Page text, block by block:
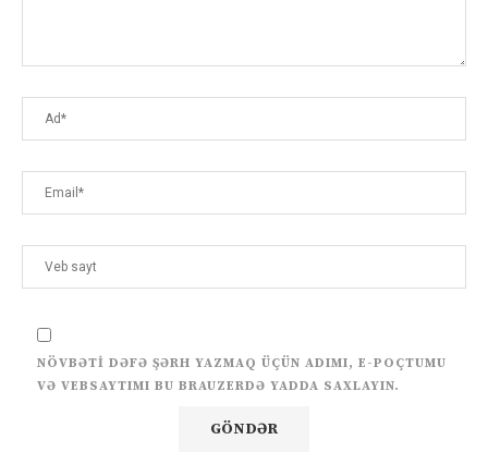
NÖVBƏTI DƏFƏ ŞƏRH YAZMAQ ÜÇÜN ADIMI, E-POÇTUMU
VƏ VEBSAYTIMI BU BRAUZERDƏ YADDA SAXLAYIN.